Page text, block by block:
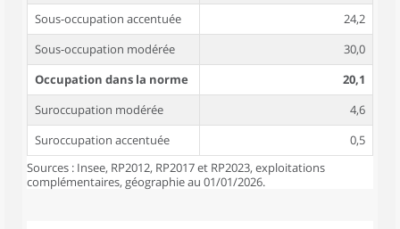
Sous-occupation accentuée
24,2
Sous-occupation modérée
30,0
Occupation dans la norme
20,1
Suroccupation modérée
4,6
Suroccupation accentuée
0,5
Sources : Insee, RP2012, RP2017 et RP2023, exploitations
complémentaires, géographie au 01/01/2026.